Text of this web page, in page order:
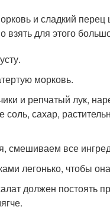
и сладкий
взять для этого
морковь.
и репчатый лук,
сахар,
смешиваем все
легонько, чтобы
должен постоять